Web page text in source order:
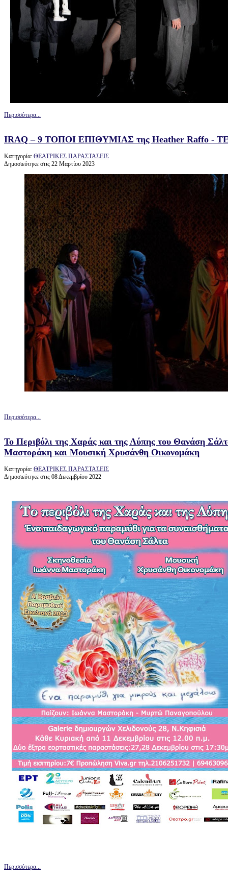
Περισσότερα...
IRAQ – 9 ΤΟΠΟΙ ΕΠΙΘΥΜΙΑΣ της Heather Raffo
Κατηγορία: ΘΕΑΤΡΙΚΕΣ ΠΑΡΑΣΤΑΣΕΙΣ
Δημοσιεύτηκε στις 22 Μαρτίου 2023
Περισσότερα...
Το Περιβόλι της Χαράς και της Λύπης του Θανάση
Μαστοράκη και Μουσική Χρυσάνθη Οικονομάκη
Κατηγορία: ΘΕΑΤΡΙΚΕΣ ΠΑΡΑΣΤΑΣΕΙΣ
Δημοσιεύτηκε στις 08 Δεκεμβρίου 2022
Περισσότερα...